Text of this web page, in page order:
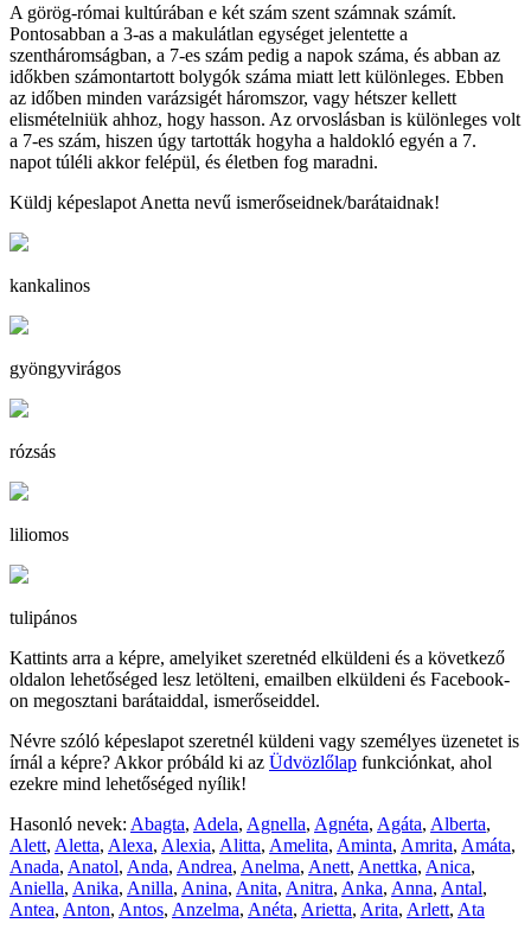
A görög-római kultúrában e két szám szent számnak számít.
Pontosabban a 3-as a makulátlan egységet jelentette a
szentháromságban, a 7-es szám pedig a napok száma, és abban az
időkben számontartott bolygók száma miatt lett különleges. Ebben
az időben minden varázsigét háromszor, vagy hétszer kellett
elismételniük ahhoz, hogy hasson. Az orvoslásban is különleges volt
a 7-es szám, hiszen úgy tartották hogyha a haldokló egyén a 7.
napot túléli akkor felépül, és életben fog maradni.
Küldj képeslapot Anetta nevű ismerőseidnek/barátaidnak!
kankalinos
gyöngyvirágos
rózsás
liliomos
tulipános
Kattints arra a képre, amelyiket szeretnéd elküldeni és a következő
oldalon lehetőséged lesz letölteni, emailben elküldeni és Facebook-
on megosztani barátaiddal, ismerőseiddel.
Névre szóló képeslapot szeretnél küldeni vagy személyes üzenetet is
írnál a képre? Akkor próbáld ki az Üdvözlőlap funkciónkat, ahol
ezekre mind lehetőséged nyílik!
Hasonló nevek: Abagta, Adela, Agnella, Agnéta, Agáta, Alberta,
Alett, Aletta, Alexa, Alexia, Alitta, Amelita, Aminta, Amrita, Amáta,
Anada, Anatol, Anda, Andrea, Anelma, Anett, Anettka, Anica,
Aniella, Anika, Anilla, Anina, Anita, Anitra, Anka, Anna, Antal,
Antea, Anton, Antos, Anzelma, Anéta, Arietta, Arita, Arlett, Ata